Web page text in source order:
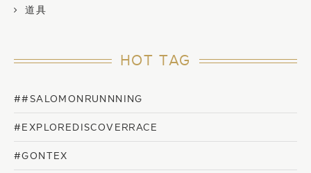
道具
HOT TAG
##SALOMONRUNNNING
#EXPLOREDISCOVERRACE
#GONTEX